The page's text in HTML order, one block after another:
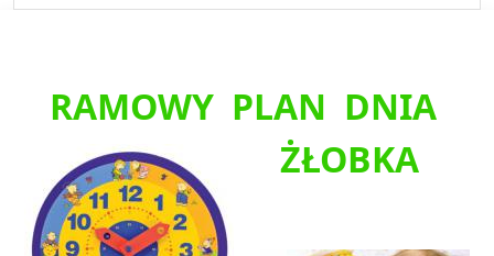
RAMOWY PLAN DNIA
ŻŁOBKA